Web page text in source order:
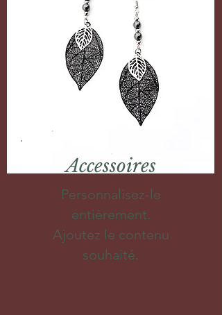
Accessoires
Personnalisez-le
entièrement.
Ajoutez le contenu
souhaité.